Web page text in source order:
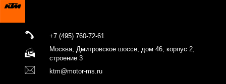
+7 (495) 760-72-61
Москва, Дмитровское шоссе, дом 46, корпус 2,
строение 3
ktm@motor-ms.ru